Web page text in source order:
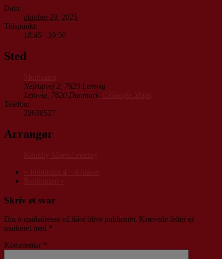
Dato:
oktober 29, 2025
Tidspunkt:
18:45 - 19:30
Sted
Nejrupvej 2, 7620 Lemvig
Lemvig 7620 Danmark
Telefon:
29638527
Arrangør
Skriv et svar
Din e-mailadresse vil ikke blive publiceret. Krævede felter er
markeret med *
Kommentar *